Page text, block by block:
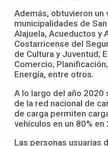
Además, obtuvieron un
municipalidades de
Alajuela, Acueductos y
Costarricense del
de Cultura y Juventud;
Comercio;
Energía, entre otros.
A lo largo del año 2020
de la red nacional de
de carga permiten
vehículos en un 80% en
Las personas usuarias